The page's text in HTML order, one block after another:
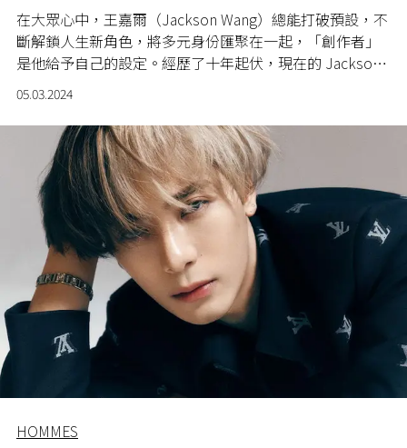
在大眾心中，王嘉爾（Jackson Wang）總能打破預設，不
斷解鎖人生新角色，將多元身份匯聚在一起，「創作者」
是他給予自己的設定。經歷了十年起伏，現在的 Jackson
Wang 已蛻變得包容且強大。在《L'OFFICIEL》HONG
KONG 創刊之際，讓我們感受來自 Jackson Wang 的聲音
和力量。
05.03.2024
HOMMES